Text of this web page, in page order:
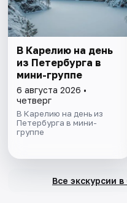
В Карелию на день
из Петербурга в
мини-группе
6 августа 2026 •
четверг
В Карелию на день из
Петербурга в мини-
группе
Все экскурсии